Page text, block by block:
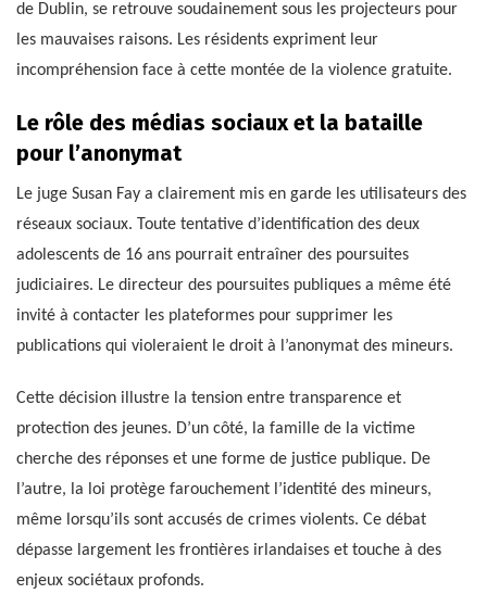
de Dublin, se retrouve soudainement sous les projecteurs pour
les mauvaises raisons. Les résidents expriment leur
incompréhension face à cette montée de la violence gratuite.
Le rôle des médias sociaux et la bataille
pour l’anonymat
Le juge Susan Fay a clairement mis en garde les utilisateurs des
réseaux sociaux. Toute tentative d’identification des deux
adolescents de 16 ans pourrait entraîner des poursuites
judiciaires. Le directeur des poursuites publiques a même été
invité à contacter les plateformes pour supprimer les
publications qui violeraient le droit à l’anonymat des mineurs.
Cette décision illustre la tension entre transparence et
protection des jeunes. D’un côté, la famille de la victime
cherche des réponses et une forme de justice publique. De
l’autre, la loi protège farouchement l’identité des mineurs,
même lorsqu’ils sont accusés de crimes violents. Ce débat
dépasse largement les frontières irlandaises et touche à des
enjeux sociétaux profonds.